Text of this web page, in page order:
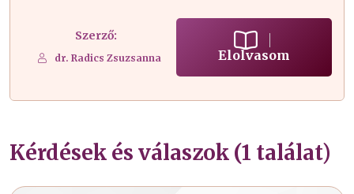
Szerző:
dr. Radics Zsuzsanna Elolvasom
Kérdések és válaszok (1 találat)